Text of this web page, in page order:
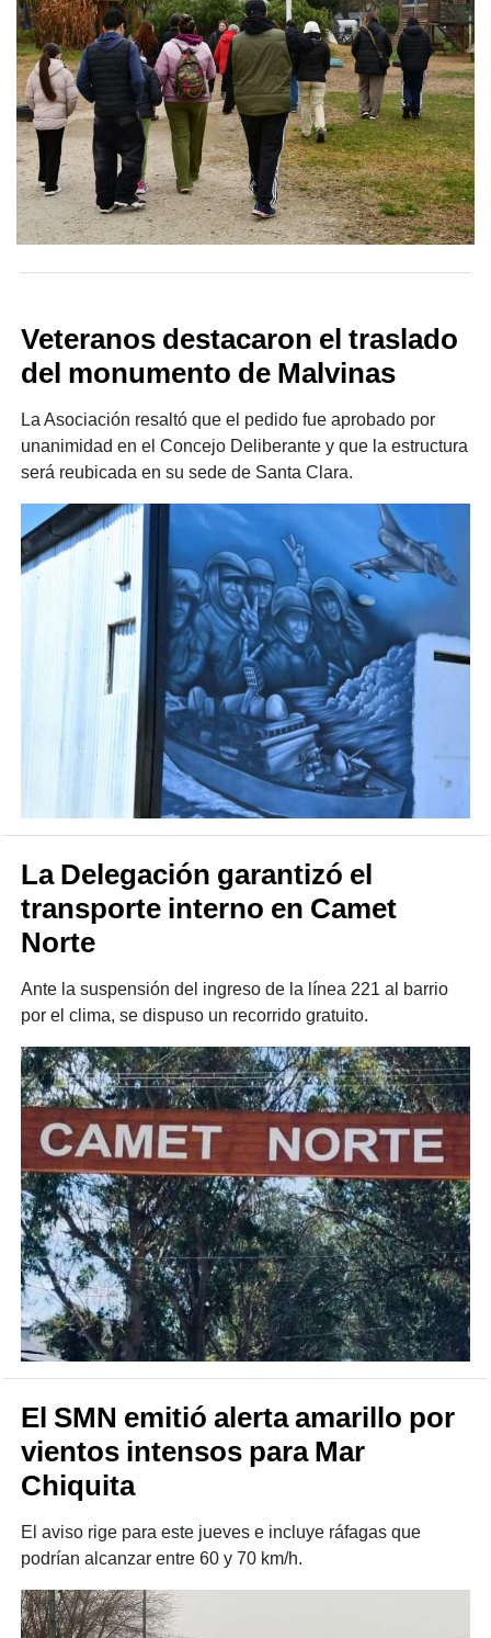
Veteranos destacaron el traslado
del monumento de Malvinas
La Asociación resaltó que el pedido fue aprobado por
unanimidad en el Concejo Deliberante y que la estructura
será reubicada en su sede de Santa Clara.
La Delegación garantizó el
transporte interno en Camet
Norte
Ante la suspensión del ingreso de la línea 221 al barrio
por el clima, se dispuso un recorrido gratuito.
El SMN emitió alerta amarillo por
vientos intensos para Mar
Chiquita
El aviso rige para este jueves e incluye ráfagas que
podrían alcanzar entre 60 y 70 km/h.